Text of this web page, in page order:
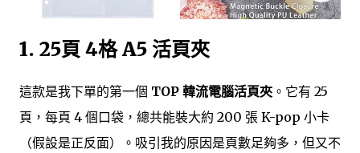
1. 25頁 4格 A5 活頁夾
這款是我下單的第一個 TOP 韓流電腦活頁夾 。它有 25
頁，每頁 4 個口袋，總共能裝大約 200 張 K-pop 小卡
（假設是正反面）。吸引我的原因是頁數足夠多，但又不